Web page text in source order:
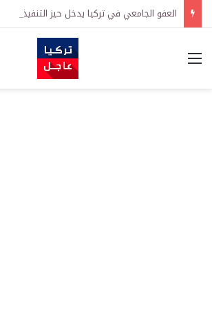
العفو الجامعي في تركيا يدخل حيز التنفيذ رسمياً
القائمة